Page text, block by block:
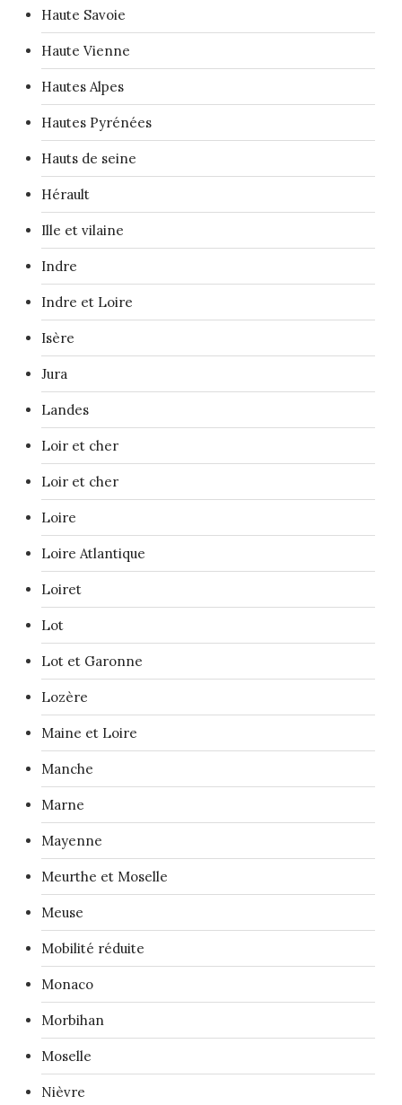
Haute Savoie
Haute Vienne
Hautes Alpes
Hautes Pyrénées
Hauts de seine
Hérault
Ille et vilaine
Indre
Indre et Loire
Isère
Jura
Landes
Loir et cher
Loir et cher
Loire
Loire Atlantique
Loiret
Lot
Lot et Garonne
Lozère
Maine et Loire
Manche
Marne
Mayenne
Meurthe et Moselle
Meuse
Mobilité réduite
Monaco
Morbihan
Moselle
Nièvre